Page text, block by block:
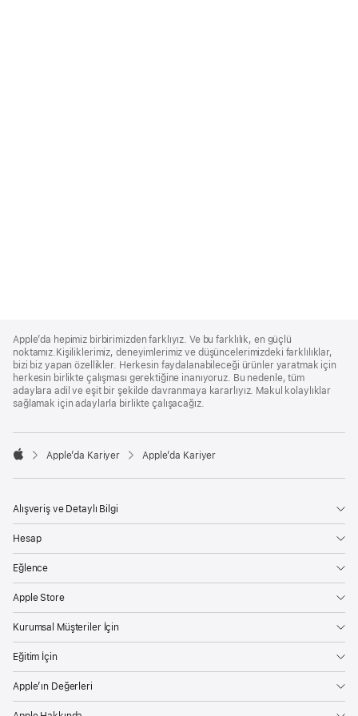
Footer
Apple’da hepimiz birbirimizden farklıyız. Ve bu farklılık, en güçlü
noktamız.Kişiliklerimiz, deneyimlerimiz ve düşüncelerimizdeki farklılıklar,
bizi biz yapan özellikler. Herkesin faydalanabileceği ürünler yaratmak için
herkesin birlikte çalışması gerektiğine inanıyoruz. Bu nedenle, tüm
adaylara adil ve eşit bir şekilde davranmaya kararlıyız. Makul kolaylıklar
sağlamak için adaylarla birlikte çalışacağız.

Apple’da Kariyer Apple’da Kariyer
Alışveriş ve Detaylı Bilgi
Hesap
Eğlence
Apple Store
Kurumsal Müşteriler İçin
Eğitim İçin
Apple’ın Değerleri